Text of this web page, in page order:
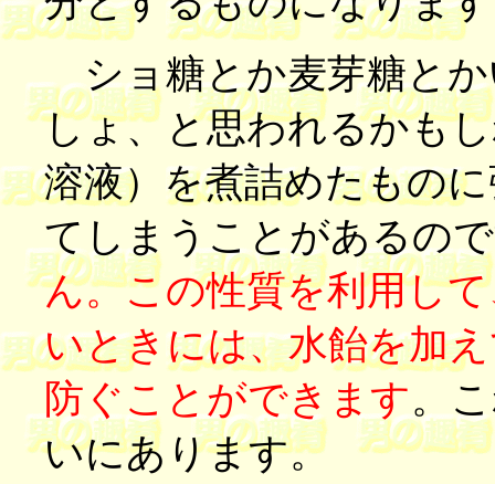
ショ糖とか麦芽糖とか
しょ、と思われるかも
溶液）を煮詰めたもの
てしまうことがあるの
ん。この性質を利用し
いときには、水飴を加
防ぐことができます。
いにあります。